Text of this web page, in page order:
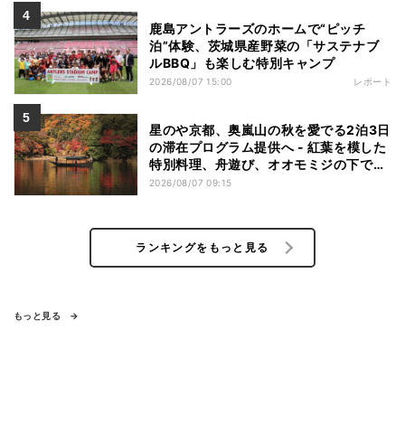
鹿島アントラーズのホームで“ピッチ
泊”体験、茨城県産野菜の「サステナブ
ルBBQ」も楽しむ特別キャンプ
2026/08/07 15:00 レポート
星のや京都、奥嵐山の秋を愛でる2泊3日
の滞在プログラム提供へ - 紅葉を模した
特別料理、舟遊び、オオモミジの下でお
こなう深呼吸など
2026/08/07 09:15
ランキングをもっと見る
もっと見る